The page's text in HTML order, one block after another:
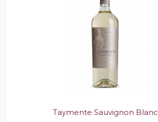
Taymente Sauvignon Blanc